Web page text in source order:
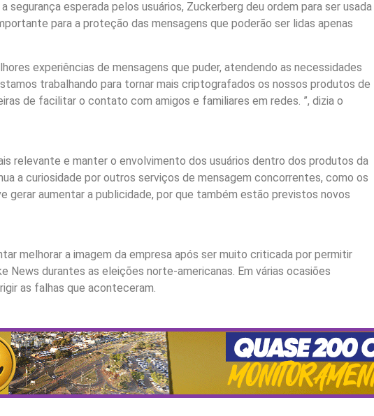
segurança esperada pelos usuários, Zuckerberg deu ordem para ser usada
para a proteção das mensagens que poderão ser lidas apenas
experiências de mensagens que puder, atendendo as necessidades
trabalhando para tornar mais criptografados os nossos produtos de
de facilitar o contato com amigos e familiares em redes. ”, dizia o
relevante e manter o envolvimento dos usuários dentro dos produtos da
a curiosidade por outros serviços de mensagem concorrentes, como os
gerar aumentar a publicidade, por que também estão previstos novos
melhorar a imagem da empresa após ser muito criticada por permitir
News durantes as eleições norte-americanas. Em várias ocasiões
as falhas que aconteceram.